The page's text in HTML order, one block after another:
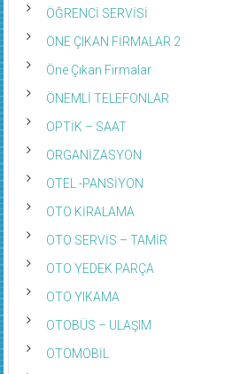
ÖĞRENCİ SERVİSİ
ÖNE ÇIKAN FİRMALAR 2
Öne Çıkan Firmalar
ÖNEMLİ TELEFONLAR
OPTİK – SAAT
ORGANİZASYON
OTEL -PANSİYON
OTO KİRALAMA
OTO SERVİS – TAMİR
OTO YEDEK PARÇA
OTO YIKAMA
OTOBÜS – ULAŞIM
OTOMOBİL